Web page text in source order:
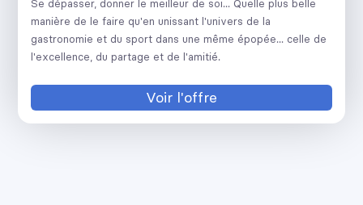
Se dépasser, donner le meilleur de soi... Quelle plus belle
manière de le faire qu'en unissant l'univers de la
gastronomie et du sport dans une même épopée... celle de
l'excellence, du partage et de l'amitié.
Voir l'offre